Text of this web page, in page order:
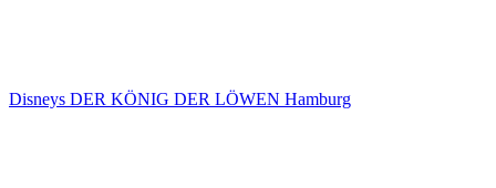
Disneys DER KÖNIG DER LÖWEN Hamburg